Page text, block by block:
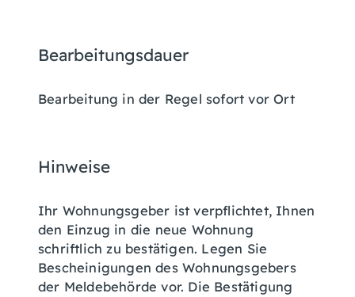
Bearbeitungsdauer
Bearbeitung in der Regel sofort vor Ort
Hinweise
Ihr Wohnungsgeber ist verpflichtet, Ihnen
den Einzug in die neue Wohnung
schriftlich zu bestätigen. Legen Sie
Bescheinigungen des Wohnungsgebers
der Meldebehörde vor. Die Bestätigung